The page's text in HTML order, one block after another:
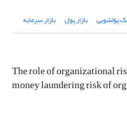
پولشویی بازار پول بازار سرمایه
The role of organizational
money laundering risk of